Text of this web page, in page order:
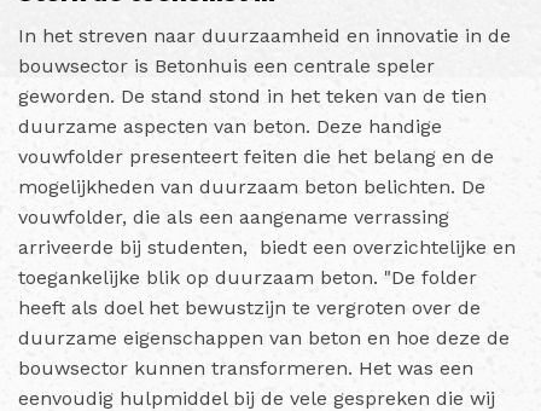
In het streven naar duurzaamheid en innovatie in de
bouwsector is Betonhuis een centrale speler
geworden. De stand stond in het teken van de tien
duurzame aspecten van beton. Deze handige
vouwfolder presenteert feiten die het belang en de
mogelijkheden van duurzaam beton belichten. De
vouwfolder, die als een aangename verrassing
arriveerde bij studenten, biedt een overzichtelijke en
toegankelijke blik op duurzaam beton. "De folder
heeft als doel het bewustzijn te vergroten over de
duurzame eigenschappen van beton en hoe deze de
bouwsector kunnen transformeren. Het was een
eenvoudig hulpmiddel bij de vele gespreken die wij